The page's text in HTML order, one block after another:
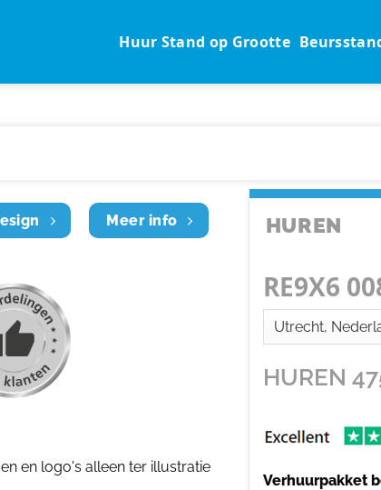
Huur Stand op Grootte
Meer info
en logo's alleen ter illustratie
HUREN
RE9X6
HUREN
Verhuurpakket